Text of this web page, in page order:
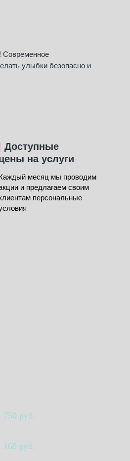
Современное
улыбки безопасно и
Доступные
на услуги
месяц мы проводим
и предлагаем своим
персональные
750 руб.
160 руб.